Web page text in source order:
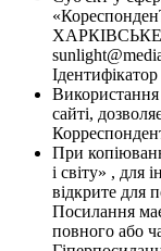
ХАРКІВСЬКЕ
Використання
сайті,
При
і світу» , для
відкрите для
Посилання
повного або